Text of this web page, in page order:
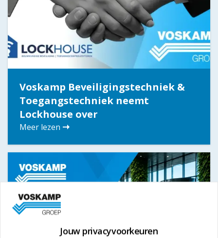
Voskamp Beveiligingstechniek &
Toegangstechniek neemt
Lockhouse over
Meer lezen
Jouw privacyvoorkeuren